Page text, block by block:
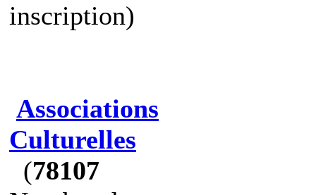
inscription)
Associations
Culturelles
(78107